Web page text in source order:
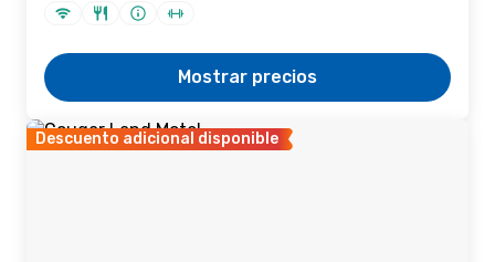
Mostrar precios
Descuento adicional disponible